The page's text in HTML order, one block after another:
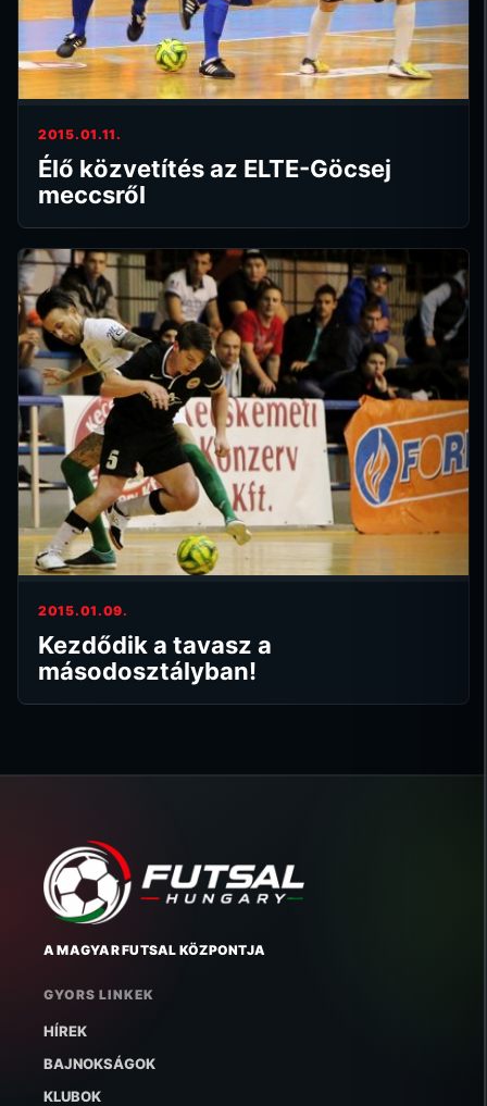
2015.01.11.
Élő közvetítés az ELTE-Göcsej
meccsről
2015.01.09.
Kezdődik a tavasz a
másodosztályban!
A MAGYAR FUTSAL KÖZPONTJA
GYORS LINKEK
HÍREK
BAJNOKSÁGOK
KLUBOK